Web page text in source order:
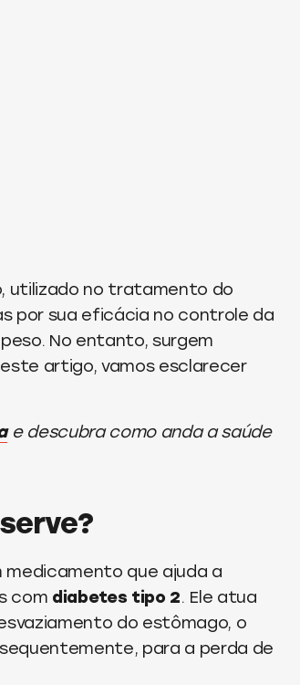
utilizado no tratamento do
por sua eficácia no controle da
No entanto, surgem
artigo, vamos esclarecer
e descubra como anda a saúde
medicamento que ajuda a
com diabetes tipo 2. Ele atua
do estômago, o
para a perda de